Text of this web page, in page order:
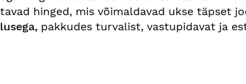
hinged, mis võimaldavad ukse täpset
pakkudes turvalist, vastupidavat ja